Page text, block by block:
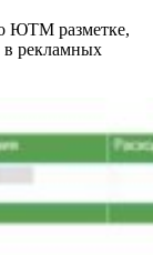
ЮТМ разметке,
в рекламных